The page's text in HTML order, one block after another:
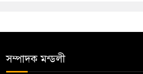
সম্পাদক মন্ডলী